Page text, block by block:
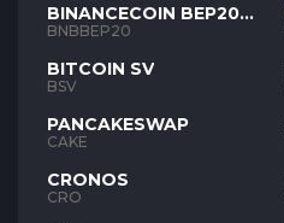
BINANCECOIN BEP20
BNB
BNBBEP20
BITCOIN SV
BSV
PANCAKESWAP
CAKE
CRONOS
CRO